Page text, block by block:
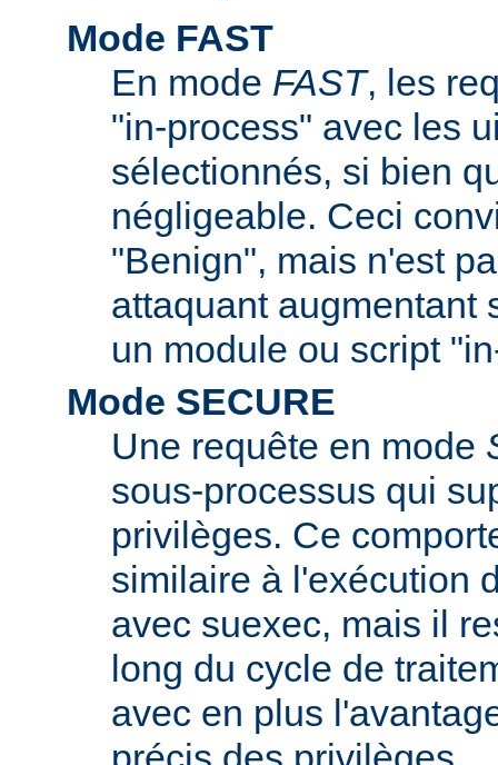
Mode FAST
En mode FAST, les
"in-process" avec les
sélectionnés, si bien
négligeable. Ceci
"Benign", mais n'est
attaquant augmentant
un module ou script
Mode SECURE
Une requête en mode
sous-processus qui
privilèges. Ce
similaire à l'exécution
avec suexec, mais il
long du cycle de
avec en plus